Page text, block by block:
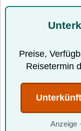
Preise,
Reisetermin
Anzeige